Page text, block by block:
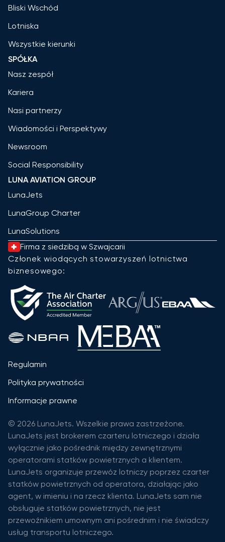
Bliski Wschód
Lotniska
Wszystkie kierunki
SPÓŁKA
Nasz zespół
Kariera
Nasi partnerzy
Wiadomości i Perspektywy
Newsroom
Social Responsibility
LUNA AVIATION GROUP
LunaJets
LunaGroup Charter
LunaSolutions
Firma z siedzibą w Szwajcarii
Członek wiodących stowarzyszeń lotnictwa
biznesowego:
Regulamin
Polityka prywatności
Informacje prawne
© 2026 LunaJets. Wszelkie prawa zastrzeżone.
LunaJets jest brokerem czarteru lotniczego i działa
wyłącznie jako pośrednik między zewnętrznymi
operatorami statków powietrznych a klientem.
LunaJets organizuje przewóz lotniczy poprzez czarter
statków powietrznych od operatora, działając jako
agent, w imieniu i na rzecz klienta. LunaJets sam nie
obsługuje statków powietrznych, nie jest
przewoźnikiem umownym ani pośrednim i nie świadczy
usług transportu lotniczego.